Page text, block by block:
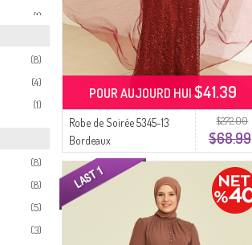
(1)
(8)
(4)
(1)
(8)
(8)
(5)
(3)
$272.00
$68.99
Robe de Soirée 5345-13
Bordeaux
POUR AUJOURD HUI$41.39